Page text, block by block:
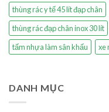
thùng rác y tế 45 lít đạp chân
thùng rác đạp chân inox 30 lít
tấm nhựa làm sân khấu
xe
DANH MỤC